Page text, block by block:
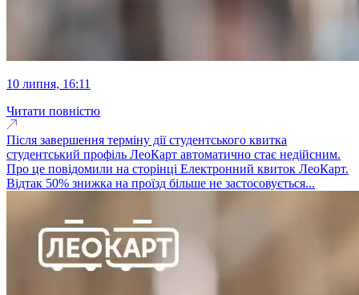
10 липня, 16:11
Читати повністю
Після завершення терміну дії студентського квитка
студентський профіль ЛеоКарт автоматично стає недійсним.
Про це повідомили на сторінці Електронний квиток ЛеоКарт.
Відтак 50% знижка на проїзд більше не застосовується...